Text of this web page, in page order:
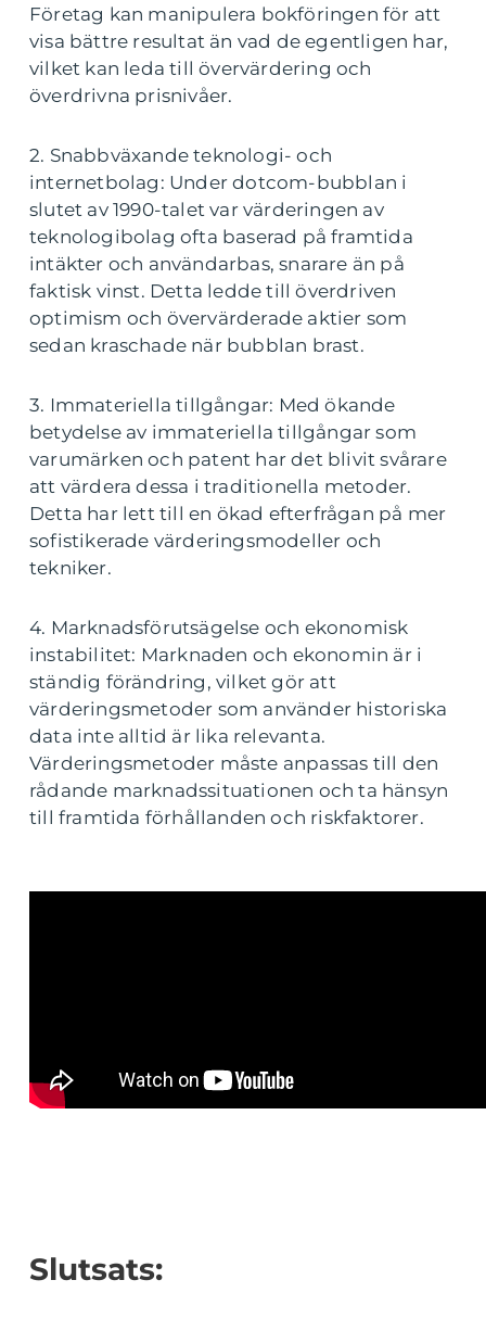
Företag kan manipulera bokföringen för att
visa bättre resultat än vad de egentligen har,
vilket kan leda till övervärdering och
överdrivna prisnivåer.
2. Snabbväxande teknologi- och
internetbolag: Under dotcom-bubblan i
slutet av 1990-talet var värderingen av
teknologibolag ofta baserad på framtida
intäkter och användarbas, snarare än på
faktisk vinst. Detta ledde till överdriven
optimism och övervärderade aktier som
sedan kraschade när bubblan brast.
3. Immateriella tillgångar: Med ökande
betydelse av immateriella tillgångar som
varumärken och patent har det blivit svårare
att värdera dessa i traditionella metoder.
Detta har lett till en ökad efterfrågan på mer
sofistikerade värderingsmodeller och
tekniker.
4. Marknadsförutsägelse och ekonomisk
instabilitet: Marknaden och ekonomin är i
ständig förändring, vilket gör att
värderingsmetoder som använder historiska
data inte alltid är lika relevanta.
Värderingsmetoder måste anpassas till den
rådande marknadssituationen och ta hänsyn
till framtida förhållanden och riskfaktorer.
Slutsats: